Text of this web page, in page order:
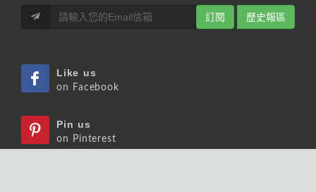
訂閱 歷史報區
Like us
on Facebook
Pin us
on Pinterest